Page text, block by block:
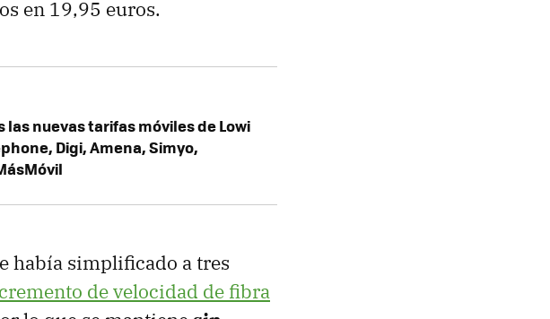
en 19,95 euros.
las nuevas tarifas móviles de Lowi
Digi, Amena, Simyo,
había simplificado a tres
de velocidad de fibra